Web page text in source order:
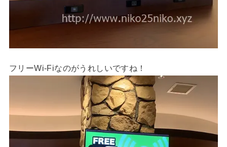
フリーWi-Fiなのがうれしいですね！